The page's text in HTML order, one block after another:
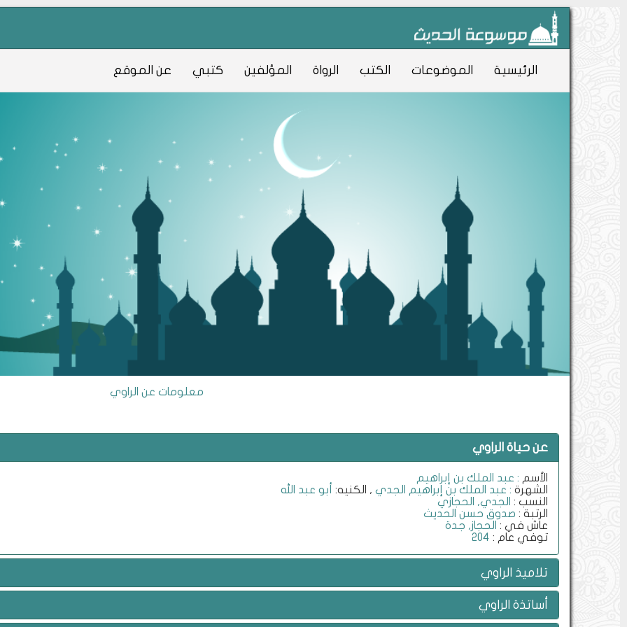
الرئيسية الموضوعات الكتب الرواة المؤلفين كتبي عن الموقع
معلومات عن الراوي
عن حياة الراوي
الأسم : عبد الملك بن إبراهيم
الشهرة : عبد الملك بن إبراهيم الجدي , الكنيه:
أبو عبد الله
النسب : الجدي, الحجازي
الرتبة : صدوق حسن الحديث
عاش في : الحجاز, جدة
توفي عام : 204
تلاميذ الراوي
أساتذة الراوي